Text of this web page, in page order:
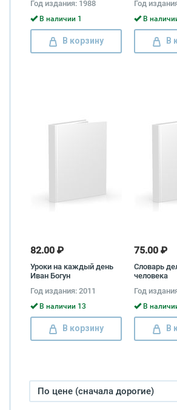
Год издания: 1988
В наличии 1
В корзину
Год
В
В
82.00 ₽
Уроки на каждый день
Иван Богун
Год издания: 2011
В наличии 13
В корзину
75.00 ₽
Словарь
человека
Год
В
В
По цене (сначала дорогие)